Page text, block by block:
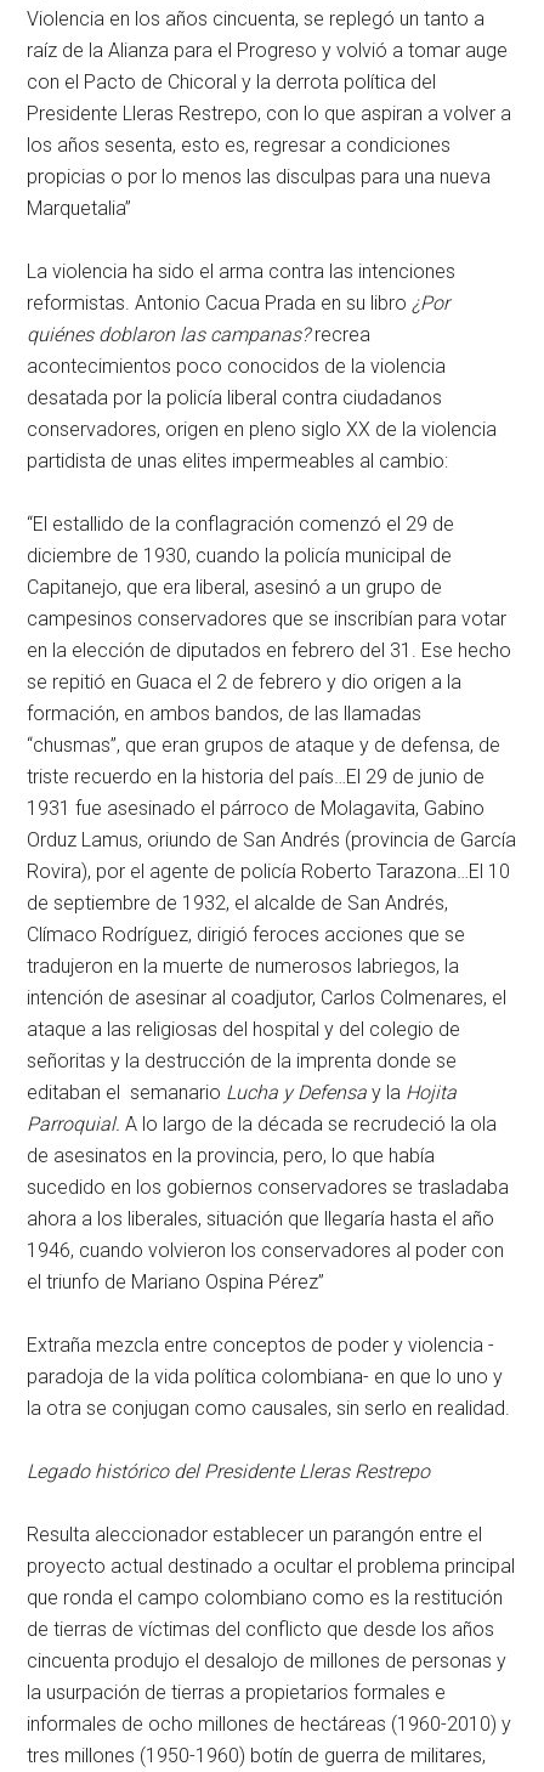
Violencia en los años cincuenta, se replegó un tanto a
raíz de la Alianza para el Progreso y volvió a tomar auge
con el Pacto de Chicoral y la derrota política del
Presidente Lleras Restrepo, con lo que aspiran a volver a
los años sesenta, esto es, regresar a condiciones
propicias o por lo menos las disculpas para una nueva
Marquetalia”
La violencia ha sido el arma contra las intenciones
reformistas. Antonio Cacua Prada en su libro ¿Por
quiénes doblaron las campanas?recrea
acontecimientos poco conocidos de la violencia
desatada por la policía liberal contra ciudadanos
conservadores, origen en pleno siglo XX de la violencia
partidista de unas elites impermeables al cambio:
“El estallido de la conflagración comenzó el 29 de
diciembre de 1930, cuando la policía municipal de
Capitanejo, que era liberal, asesinó a un grupo de
campesinos conservadores que se inscribían para votar
en la elección de diputados en febrero del 31. Ese hecho
se repitió en Guaca el 2 de febrero y dio origen a la
formación, en ambos bandos, de las llamadas
“chusmas”, que eran grupos de ataque y de defensa, de
triste recuerdo en la historia del país…El 29 de junio de
1931 fue asesinado el párroco de Molagavita, Gabino
Orduz Lamus, oriundo de San Andrés (provincia de García
Rovira), por el agente de policía Roberto Tarazona…El 10
de septiembre de 1932, el alcalde de San Andrés,
Clímaco Rodríguez, dirigió feroces acciones que se
tradujeron en la muerte de numerosos labriegos, la
intención de asesinar al coadjutor, Carlos Colmenares, el
ataque a las religiosas del hospital y del colegio de
señoritas y la destrucción de la imprenta donde se
editaban el semanario Lucha y Defensa y la Hojita
Parroquial. A lo largo de la década se recrudeció la ola
de asesinatos en la provincia, pero, lo que había
sucedido en los gobiernos conservadores se trasladaba
ahora a los liberales, situación que llegaría hasta el año
1946, cuando volvieron los conservadores al poder con
el triunfo de Mariano Ospina Pérez”
Extraña mezcla entre conceptos de poder y violencia -
paradoja de la vida política colombiana- en que lo uno y
la otra se conjugan como causales, sin serlo en realidad.
Legado histórico del Presidente Lleras Restrepo
Resulta aleccionador establecer un parangón entre el
proyecto actual destinado a ocultar el problema principal
que ronda el campo colombiano como es la restitución
de tierras de víctimas del conflicto que desde los años
cincuenta produjo el desalojo de millones de personas y
la usurpación de tierras a propietarios formales e
informales de ocho millones de hectáreas (1960-2010) y
tres millones (1950-1960) botín de guerra de militares,